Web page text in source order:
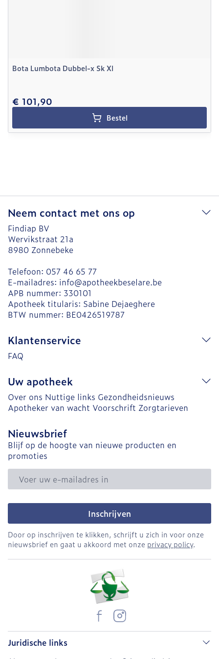
Bota Lumbota Dubbel-x Sk Xl
€ 101,90
Bestel
Neem contact met ons op
Findiap BV
Wervikstraat 21a
8980 Zonnebeke
Telefoon: 057 46 65 77
E-mailadres: info@apotheekbeselare.be
APB nummer: 330101
Apotheek titularis: Sabine Dejaeghere
BTW nummer: BE0426519787
Klantenservice
FAQ
Uw apotheek
Over ons Nuttige links Gezondheidsnieuws
Apotheker van wacht Voorschrift Zorgtarieven
Nieuwsbrief
Blijf op de hoogte van nieuwe producten en
promoties
E-mail adres
Inschrijven
Door op inschrijven te klikken, schrijft u zich in voor onze
nieuwsbrief en gaat u akkoord met onze privacy policy.
Juridische links